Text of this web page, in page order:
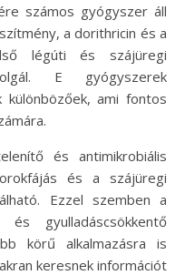
számos gyógyszer áll
a dorithricin és a
légúti és szájüregi
E gyógyszerek
különbözőek, ami fontos
és antimikrobiális
és a szájüregi
Ezzel szemben a
gyulladáscsökkentő
körű alkalmazásra is
keresnek információt